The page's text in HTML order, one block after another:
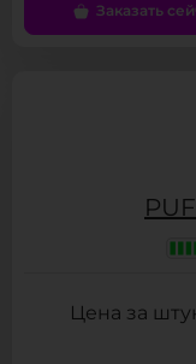
Заказать